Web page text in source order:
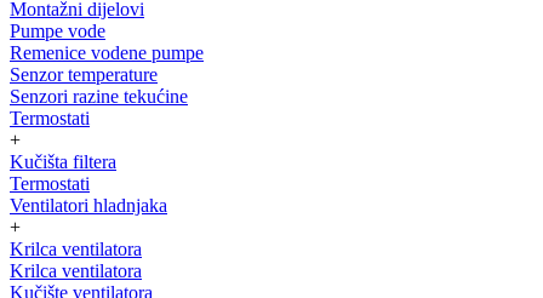
Montažni dijelovi
Pumpe vode
Remenice vodene pumpe
Senzor temperature
Senzori razine tekućine
Termostati
+
Kučišta filtera
Termostati
Ventilatori hladnjaka
+
Krilca ventilatora
Krilca ventilatora
Kučište ventilatora